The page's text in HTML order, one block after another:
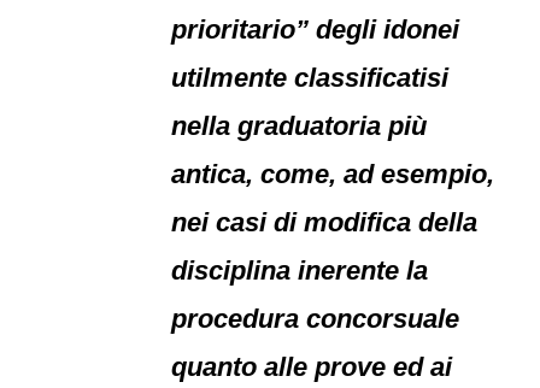
prioritario” degli idonei
utilmente classificatisi
nella graduatoria più
antica, come, ad esempio,
nei casi di modifica della
disciplina inerente la
procedura concorsuale
quanto alle prove ed ai